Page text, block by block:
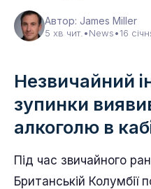
Автор: James Miller
5 хв чит. •News•16
Незвичайний
зупинки
алкоголю в
Під час звичайного
Британській Колумбії